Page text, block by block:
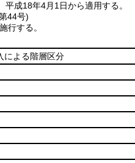
成18年4月1日から適用する。
44号)
行する。
による階層区分